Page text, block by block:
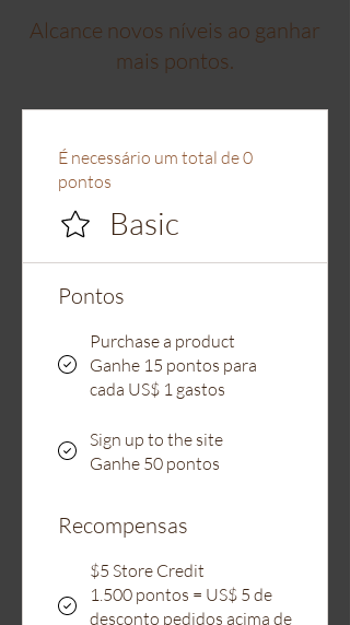
Alcance novos níveis ao ganhar
mais pontos.
Basic
É necessário um total de 0
pontos
Pontos
Purchase a product
Ganhe 15 pontos para
cada US$ 1 gastos
Sign up to the site
Ganhe 50 pontos
Recompensas
$5 Store Credit
1.500 pontos = US$ 5 de
desconto pedidos acima de